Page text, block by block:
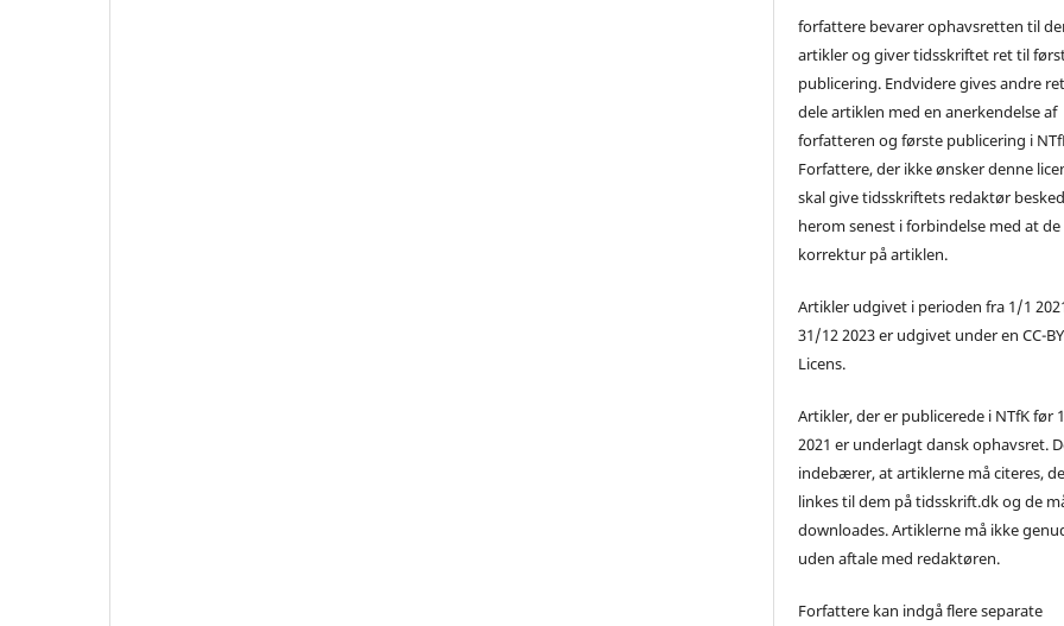
forfattere bevarer ophavsretten til
artikler og giver tidsskriftet ret til
publicering. Endvidere gives andre
dele artiklen med en anerkendelse af
forfatteren og første publicering i
Forfattere, der ikke ønsker denne
skal give tidsskriftets redaktør besked
herom senest i forbindelse med at
korrektur på artiklen.
Artikler udgivet i perioden fra 1/1
31/12 2023 er udgivet under en CC-
Licens.
Artikler, der er publicerede i NTfK før
2021 er underlagt dansk ophavsret.
indebærer, at artiklerne må citeres,
linkes til dem på tidsskrift.dk og de
downloades. Artiklerne må ikke
uden aftale med redaktøren.
Forfattere kan indgå flere separate